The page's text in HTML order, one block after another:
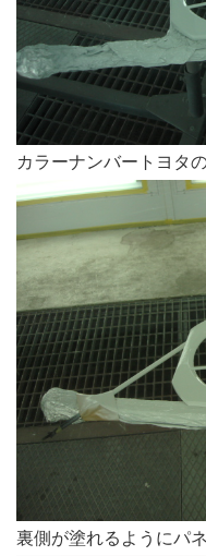
カラーナンバートヨタ
裏側が塗れるようにパ